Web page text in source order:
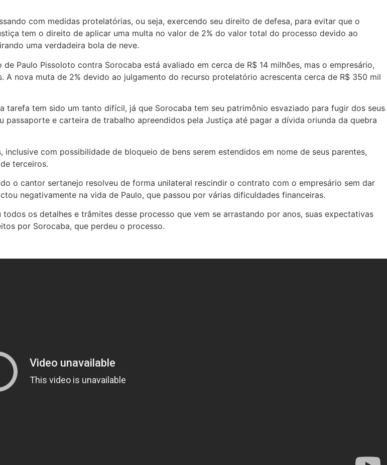
com medidas protelatórias, ou seja, exercendo seu direito de defesa, para evitar que o
tem o direito de aplicar uma multa no valor de 2% do valor total do processo devido ao
uma verdadeira bola de neve.
Paulo Pissoloto contra Sorocaba está avaliado em cerca de R$ 14 milhões, mas o empresário,
A nova muta de 2% devido ao julgamento do recurso protelatório acrescenta cerca de R$ 350 mil
tarefa tem sido um tanto difícil, já que Sorocaba tem seu patrimônio esvaziado para fugir dos seus
e carteira de trabalho apreendidos pela Justiça até pagar a dívida oriunda da quebra
com possibilidade de bloqueio de bens serem estendidos em nome de seus parentes,
terceiros.
o cantor sertanejo resolveu de forma unilateral rescindir o contrato com o empresário sem dar
negativamente na vida de Paulo, que passou por várias dificuldades financeiras.
os detalhes e trâmites desse processo que vem se arrastando por anos, suas expectativas
por Sorocaba, que perdeu o processo.